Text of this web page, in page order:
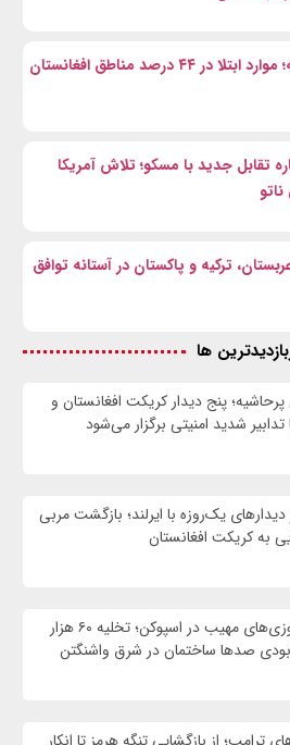
افزایش نگران‌کننده سوءتغذیه؛ موارد ابتلا در ۴۴ درصد مناطق افغانستان
تقابل جدید با مسکو؛ تلاش آمریکا
ترکیه و پاکستان در آستانه توافق
ها
پرحاشیه؛ پنج دیدار کریکت افغانستان و
تدابیر شدید امنیتی برگزار می‌شود
یک‌روزه با ایرلند؛ بازگشت مربی
به کریکت افغانستان
آتش‌سوزی‌های مهیب در اسپوکن؛ تخلیه ۶۰ هزار
صدها ساختمان در شرق واشنگتن